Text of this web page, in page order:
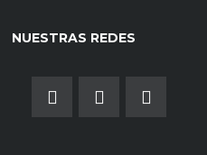
NUESTRAS REDES